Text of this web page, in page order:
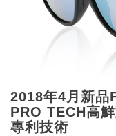
2018年4月新品
PRO TECH高
專利技術